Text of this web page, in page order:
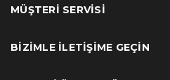
MÜŞTERI SERVISI
BIZIMLE İLETIŞIME GEÇIN